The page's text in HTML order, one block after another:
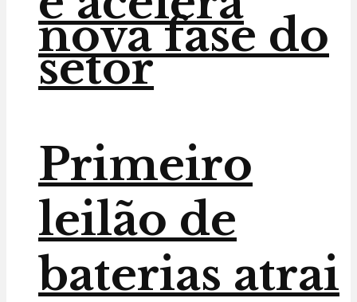
nova fase do
setor
Primeiro
leilão de
baterias atrai